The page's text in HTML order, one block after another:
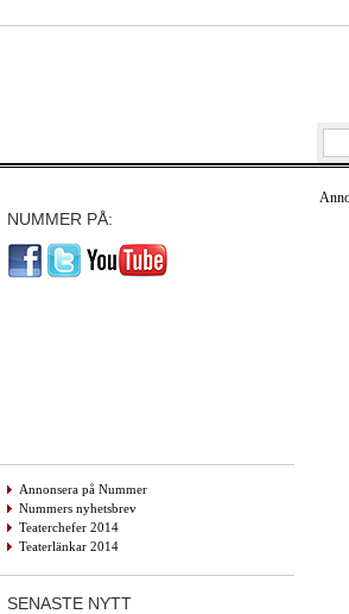
NUMMER PÅ:
Annonsera på Nummer
Nummers nyhetsbrev
Teaterchefer 2014
Teaterlänkar 2014
SENASTE NYTT